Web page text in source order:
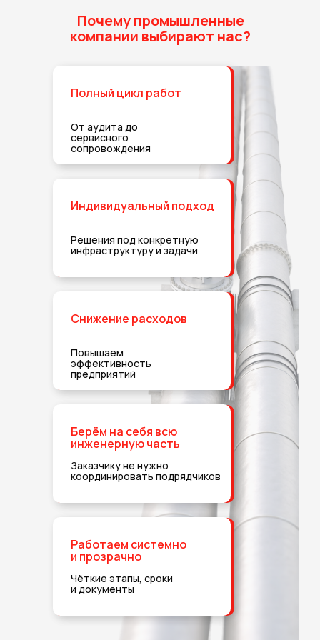
Почему промышленные
компании выбирают нас?
Полный цикл работ
От аудита до
сервисного
сопровождения
Берём на себя всю
инженерную часть
Заказчику не нужно
координировать подрядчиков
Работаем системно
и прозрачно
Чёткие этапы, сроки
и документы
Индивидуальный подход
Решения под конкретную
инфраструктуру и задачи
Снижение расходов
Повышаем
эффективность
предприятий